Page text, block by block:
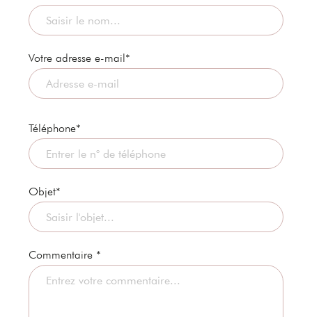
Votre adresse e-mail*
Téléphone*
Objet*
Commentaire *